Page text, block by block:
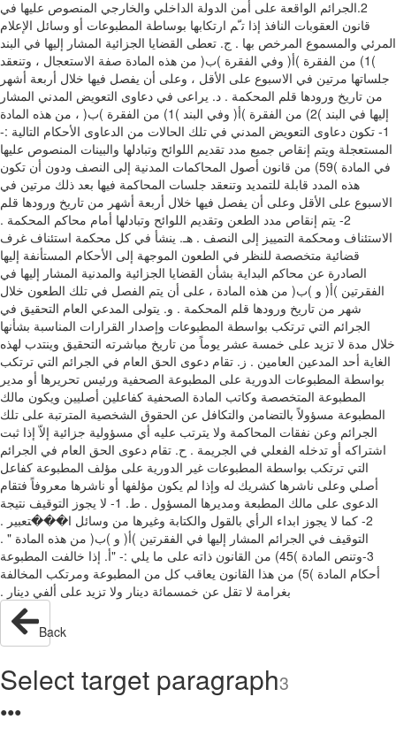
.2‬اﻟﺠﺮاﺋﻢ اﻟﻮاﻗﻌﺔ ﻋﻠﻰ أﻣﻦ اﻟﺪوﻟﺔ اﻟﺪاﺧﻠﻲ واﻟﺨﺎرﺟﻲ اﻟﻤﻨﺼﻮص ﻋﻠﯿﻬﺎ ﻓﻲ
ﻗﺎﻧﻮن اﻟﻌﻘﻮﺑﺎت اﻟﻨﺎﻓﺬ إذا ﺗ ّﻢ ارﺗﻜﺎﺑﻬﺎ ﺑﻮﺳﺎﻃﺔ اﻟﻤﻄﺒﻮﻋﺎت أو وﺳﺎﺋﻞ اﻹﻋﻼم
اﻟﻤﺮﺋﻲ واﻟﻤﺴﻤﻮع اﻟﻤﺮﺧﺺ ﺑﻬﺎ ‪.‬‬ ‫ج‪ .‬ﺗﻌﻄﻰ اﻟﻘﻀﺎﯾﺎ اﻟﺠﺰاﺋﯿﺔ اﻟﻤﺸﺎر إﻟﯿﻬﺎ ﻓﻲ اﻟﺒﻨﺪ
)‪ (1‬ﻣﻦ اﻟﻔﻘﺮة )أ( وﻓﻲ اﻟﻔﻘﺮة )ب( ﻣﻦ ﻫﺬه اﻟﻤﺎدة ﺻﻔﺔ اﻻﺳﺘﻌﺠﺎل ‪ ،‬وﺗﻨﻌﻘﺪ
ﺟﻠﺴﺎﺗﻬﺎ ﻣﺮﺗﯿﻦ ﻓﻲ اﻻﺳﺒﻮع ﻋﻠﻰ اﻷﻗﻞ ‪ ،‬وﻋﻠﻰ أن ﯾﻔﺼﻞ ﻓﯿﻬﺎ‬ ‫ﺧﻼل أرﺑﻌﺔ أﺷﻬﺮ
ﻣﻦ ﺗﺎرﯾﺦ ورودﻫﺎ ﻗﻠﻢ اﻟﻤﺤﻜﻤﺔ ‪.‬‬ ‫د‪ .‬ﯾﺮاﻋﻰ ﻓﻲ دﻋﺎوى اﻟﺘﻌﻮﯾﺾ اﻟﻤﺪﻧﻲ اﻟﻤﺸﺎر
إﻟﯿﻬﺎ ﻓﻲ اﻟﺒﻨﺪ )‪ (2‬ﻣﻦ اﻟﻔﻘﺮة )أ( وﻓﻲ اﻟﺒﻨﺪ )‪ (1‬ﻣﻦ اﻟﻔﻘﺮة )ب( ‪ ،‬ﻣﻦ ﻫﺬه اﻟﻤﺎدة
اﻷﺣﻜﺎم اﻟﺘﺎﻟﯿﺔ ‪-:‬‬ ‫‪ -1‬ﺗﻜﻮن دﻋﺎوى اﻟﺘﻌﻮﯾﺾ اﻟﻤﺪﻧﻲ ﻓﻲ ﺗﻠﻚ اﻟﺤﺎﻻت ﻣﻦ اﻟﺪﻋﺎوى
اﻟﻤﺴﺘﻌﺠﻠﺔ وﯾﺘﻢ إﻧﻘﺎص ﺟﻤﯿﻊ ﻣﺪد ﺗﻘﺪﯾﻢ اﻟﻠﻮاﺋﺢ وﺗﺒﺎدﻟﻬﺎ واﻟﺒﯿﻨﺎت اﻟﻤﻨﺼﻮص ﻋﻠﯿﻬﺎ
ﻓﻲ اﻟﻤﺎدة )‪ (59‬ﻣﻦ ﻗﺎﻧﻮن أﺻﻮل اﻟﻤﺤﺎﻛﻤﺎت‬ ‫اﻟﻤﺪﻧﯿﺔ إﻟﻰ اﻟﻨﺼﻒ ودون أن ﺗﻜﻮن
ﻫﺬه اﻟﻤﺪد ﻗﺎﺑﻠﺔ ﻟﻠﺘﻤﺪﯾﺪ وﺗﻨﻌﻘﺪ ﺟﻠﺴﺎت اﻟﻤﺤﺎﻛﻤﺔ ﻓﯿﻬﺎ ﺑﻌﺪ ذﻟﻚ ﻣﺮﺗﯿﻦ ﻓﻲ
‫اﻟﻤﺤﻜﻤﺔ ‪.‬‬ ‫‪ -2‬ﯾﺘﻢ إﻧﻘﺎص ﻣﺪد اﻟﻄﻌﻦ وﺗﻘﺪﯾﻢ اﻟﻠﻮاﺋﺢ وﺗﺒﺎدﻟﻬﺎ أﻣﺎم ﻣﺤﺎﻛﻢ
اﻻﺳﺘﺌﻨﺎف وﻣﺤﻜﻤﺔ اﻟﺘﻤﯿﯿﺰ إﻟﻰ اﻟﻨﺼﻒ ‪.‬‬ ‫ﻫـ‪ .‬ﯾﻨﺸﺄ ﻓﻲ ﻛﻞ ﻣﺤﻜﻤﺔ اﺳﺘﺌﻨﺎف ﻏﺮف
ﻗﻀﺎﺋﯿﺔ ﻣﺘﺨﺼﺼﺔ ﻟﻠﻨﻈﺮ ﻓﻲ اﻟﻄﻌﻮن اﻟﻤﻮﺟﻬﺔ إﻟﻰ اﻷﺣﻜﺎم اﻟﻤﺴﺘﺄﻧﻔﺔ إﻟﯿﻬﺎ
‫اﻟﻔﻘﺮﺗﯿﻦ )أ( و )ب( ﻣﻦ ﻫﺬه اﻟﻤﺎدة ‪ ،‬ﻋﻠﻰ أن ﯾﺘﻢ اﻟﻔﺼﻞ ﻓﻲ ﺗﻠﻚ اﻟﻄﻌﻮن ﺧﻼل
ﺷﻬﺮ ﻣﻦ ﺗﺎرﯾﺦ ورودﻫﺎ ﻗﻠﻢ اﻟﻤﺤﻜﻤﺔ ‪.‬‬ ‫و‪ .‬ﯾﺘﻮﻟﻰ اﻟﻤﺪﻋﻲ اﻟﻌﺎم اﻟﺘﺤﻘﯿﻖ ﻓﻲ
اﻟﺠﺮاﺋﻢ اﻟﺘﻲ ﺗﺮﺗﻜﺐ ﺑﻮاﺳﻄﺔ اﻟﻤﻄﺒﻮﻋﺎت وإﺻﺪار اﻟﻘﺮارات اﻟﻤﻨﺎﺳﺒﺔ ﺑﺸﺄﻧﻬﺎ
‫اﻟﻐﺎﯾﺔ أﺣﺪ اﻟﻤﺪﻋﯿﻦ اﻟﻌﺎﻣﯿﻦ ‪.‬‬ ‫ز‪ .‬ﺗﻘﺎم دﻋﻮى اﻟﺤﻖ اﻟﻌﺎم ﻓﻲ اﻟﺠﺮاﺋﻢ اﻟﺘﻲ ﺗﺮﺗﻜﺐ
ﺑﻮاﺳﻄﺔ اﻟﻤﻄﺒﻮﻋﺎت اﻟﺪورﯾﺔ ﻋﻠﻰ اﻟﻤﻄﺒﻮﻋﺔ اﻟﺼﺤﻔﯿﺔ ورﺋﯿﺲ ﺗﺤﺮﯾﺮﻫﺎ أو ﻣﺪﯾﺮ
اﻟﻤﻄﺒﻮﻋﺔ اﻟﻤﺘﺨﺼﺼﺔ وﻛﺎﺗﺐ اﻟﻤﺎدة اﻟﺼﺤﻔﯿﺔ ﻛﻔﺎﻋﻠﯿﻦ أﺻﻠﯿﯿﻦ‬ ‫وﯾﻜﻮن ﻣﺎﻟﻚ
اﻟﻤﻄﺒﻮﻋﺔ ﻣﺴﺆوﻻً ﺑﺎﻟﺘﻀﺎﻣﻦ واﻟﺘﻜﺎﻓﻞ ﻋﻦ اﻟﺤﻘﻮق اﻟﺸﺨﺼﯿﺔ اﻟﻤﺘﺮﺗﺒﺔ ﻋﻠﻰ ﺗﻠﻚ
اﻟﺠﺮاﺋﻢ وﻋﻦ ﻧﻔﻘﺎت اﻟﻤﺤﺎﻛﻤﺔ وﻻ ﯾﺘﺮﺗﺐ ﻋﻠﯿﻪ أي ﻣﺴﺆوﻟﯿﺔ ﺟﺰاﺋﯿﺔ إﻻّ إذا ﺛﺒﺖ
اﺷﺘﺮاﻛﻪ أو ﺗﺪﺧﻠﻪ اﻟﻔﻌﻠﻲ‬ ‫ﻓﻲ اﻟﺠﺮﯾﻤﺔ ‪.‬‬ ‫ح‪ .‬ﺗﻘﺎم دﻋﻮى اﻟﺤﻖ اﻟﻌﺎم ﻓﻲ اﻟﺠﺮاﺋﻢ
اﻟﺘﻲ ﺗﺮﺗﻜﺐ ﺑﻮاﺳﻄﺔ اﻟﻤﻄﺒﻮﻋﺎت ﻏﯿﺮ اﻟﺪورﯾﺔ ﻋﻠﻰ ﻣﺆﻟﻒ اﻟﻤﻄﺒﻮﻋﺔ ﻛﻔﺎﻋﻞ
‫اﻟﺪﻋﻮى ﻋﻠﻰ ﻣﺎﻟﻚ اﻟﻤﻄﺒﻌﺔ وﻣﺪﯾﺮﻫﺎ اﻟﻤﺴﺆول ‪.‬‬ ‫ط‪ -1 .‬ﻻ ﯾﺠﻮز اﻟﺘﻮﻗﯿﻒ ﻧﺘﯿﺠﺔ
اﺑﺪاء اﻟﺮأي ﺑﺎﻟﻘﻮل واﻟﻜﺘﺎﺑﺔ وﻏﯿﺮﻫﺎ ﻣﻦ وﺳﺎﺋﻞ ا���ﺘﻌﺒﯿﺮ ‪.‬‬ ‫‪ -2‬ﻛﻤﺎ ﻻ ﯾﺠﻮز
اﻟﺘﻮﻗﯿﻒ ﻓﻲ اﻟﺠﺮاﺋﻢ اﻟﻤﺸﺎر إﻟﯿﻬﺎ ﻓﻲ اﻟﻔﻘﺮﺗﯿﻦ )أ( و )ب( ﻣﻦ ﻫﺬه اﻟﻤﺎدة " ‪.‬‬ ‫‪
-3‬وﺗﻨﺺ اﻟﻤﺎدة )‪ (45‬ﻣﻦ اﻟﻘﺎﻧﻮن ذاﺗﻪ ﻋﻠﻰ ﻣﺎ ﯾﻠﻲ ‪-:‬‬ ‫"أ‪ .‬إذا ﺧﺎﻟﻔﺖ اﻟﻤﻄﺒﻮﻋﺔ
أﺣﻜﺎم اﻟﻤﺎدة )‪ (5‬ﻣﻦ ﻫﺬا اﻟﻘﺎﻧﻮن ﯾﻌﺎﻗﺐ ﻛﻞ ﻣﻦ اﻟﻤﻄﺒﻮﻋﺔ وﻣﺮﺗﻜﺐ اﻟﻤﺨﺎﻟﻔﺔ
Back
Select target paragraph3
●●●